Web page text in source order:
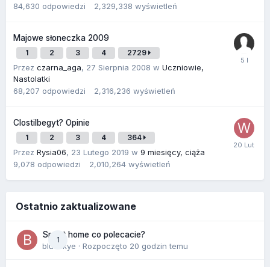
84,630 odpowiedzi 2,329,338 wyświetleń
Majowe słoneczka 2009
1 2 3 4 2729
Przez czarna_aga, 27 Sierpnia 2008 w Uczniowie,
Nastolatki
68,207 odpowiedzi 2,316,236 wyświetleń
Clostilbegyt? Opinie
1 2 3 4 364
Przez Rysia06, 23 Lutego 2019 w 9 miesięcy, ciąża
9,078 odpowiedzi 2,010,264 wyświetleń
Ostatnio zaktualizowane
1
Smart home co polecacie?
blueskye · Rozpoczęto 20 godzin temu